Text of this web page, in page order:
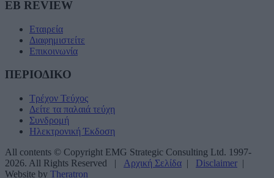
EB REVIEW
Εταιρεία
Διαφημιστείτε
Επικοινωνία
ΠΕΡΙΟΔΙΚΟ
Τρέχον Τεύχος
Δείτε τα παλαιά τεύχη
Συνδρομή
Ηλεκτρονική Έκδοση
All contents © Copyright EMG Strategic Consulting Ltd. 1997-
2026. All Rights Reserved |
Αρχική Σελίδα | Disclaimer |
Website by Theratron